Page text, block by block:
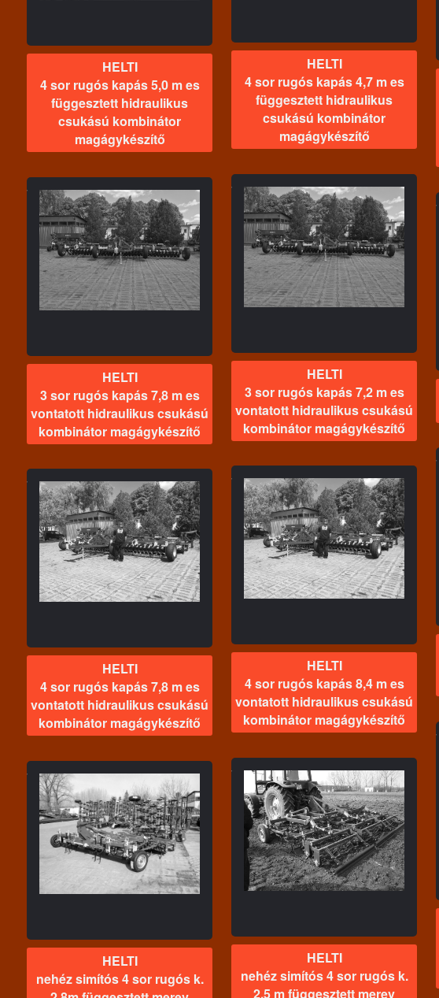
HELTI
4 sor rugós kapás 4,7 m es
függesztett hidraulikus
csukású kombinátor
magágykészítő
HELTI
4 sor rugós kapás 5,0 m es
függesztett hidraulikus
csukású kombinátor
magágykészítő
HELTI
3 sor rugós kapás 7,2 m es
vontatott hidraulikus
csukású kombinátor
magágykészítő
HELTI
3 sor rugós kapás 7,2 m es
vontatott hidraulikus csukású
kombinátor magágykészítő
HELTI
3 sor rugós kapás 7,8 m es
vontatott hidraulikus csukású
kombinátor magágykészítő
HELTI
Nehéztárcsa tárcsa
HELTI
KNT középnehéz vontatott
V K4300 20×220 H tárcsa
HELTI
4 sor rugós kapás 8,4 m es
vontatott hidraulikus
csukású kombinátor
magágykészítő
HELTI
4 sor rugós kapás 8,4 m es
vontatott hidraulikus csukású
kombinátor magágykészítő
HELTI
4 sor rugós kapás 7,8 m es
vontatott hidraulikus csukású
kombinátor magágykészítő
HELTI
4 sor rugós kapás 7,2 m es
vontatott hidraulikus
csukású kombinátor
magágykészítő
HELTI
nehéz simítós 4 sor rugós
k. 2,5 m függesztett merev
kombinátor
magágykészítő
HELTI
nehéz simítós 4 sor rugós k.
2,5 m függesztett merev
HELTI
nehéz simítós 4 sor rugós k.